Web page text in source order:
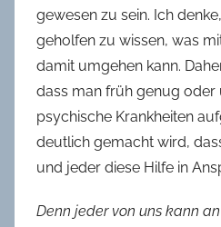
gewesen zu sein. Ich
geholfen zu wissen, was
damit umgehen kann.
dass man früh genug
psychische Krankheiten
deutlich gemacht wird,
und jeder diese Hilfe in
Denn jeder von uns kann